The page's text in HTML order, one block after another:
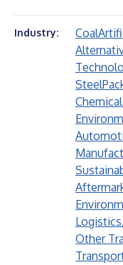
Industry: Coal
Steel
Other